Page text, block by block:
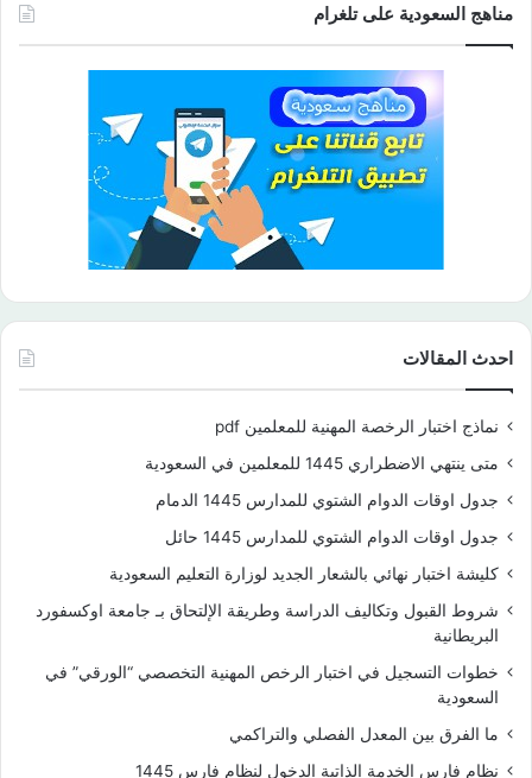
مناهج السعودية على تلغرام
احدث المقالات
نماذج اختبار الرخصة المهنية للمعلمين pdf
متى ينتهي الاضطراري 1445 للمعلمين في السعودية
جدول اوقات الدوام الشتوي للمدارس 1445 الدمام
جدول اوقات الدوام الشتوي للمدارس 1445 حائل
كليشة اختبار نهائي بالشعار الجديد لوزارة التعليم السعودية
شروط القبول وتكاليف الدراسة وطريقة الإلتحاق بـ جامعة اوكسفورد
البريطانية
خطوات التسجيل في اختبار الرخص المهنية التخصصي “الورقي” في
السعودية
ما الفرق بين المعدل الفصلي والتراكمي
نظام فارس الخدمة الذاتية الدخول لنظام فارس 1445